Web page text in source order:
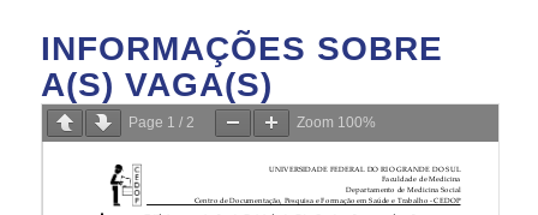
INFORMAÇÕES SOBRE
A(S) VAGA(S)
Page 1 / 2 Zoom 100%